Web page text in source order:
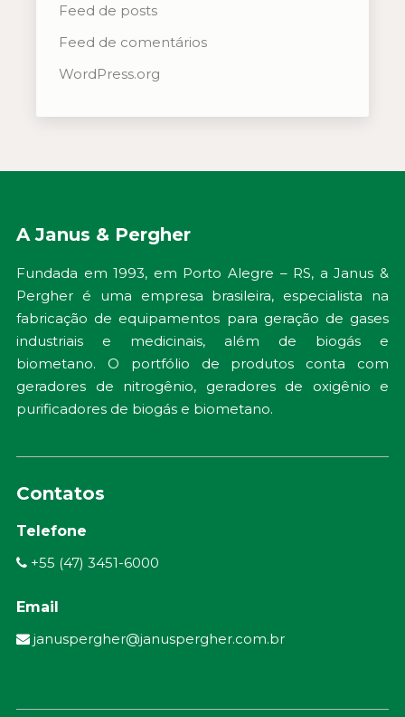
Feed de posts
Feed de comentários
WordPress.org
A Janus & Pergher
Fundada em 1993, em Porto Alegre – RS, a Janus &
Pergher é uma empresa brasileira, especialista na
fabricação de equipamentos para geração de gases
industriais e medicinais, além de biogás e
biometano. O portfólio de produtos conta com
geradores de nitrogênio, geradores de oxigênio e
purificadores de biogás e biometano.
Contatos
Telefone
+55 (47) 3451-6000
Email
januspergher@januspergher.com.br